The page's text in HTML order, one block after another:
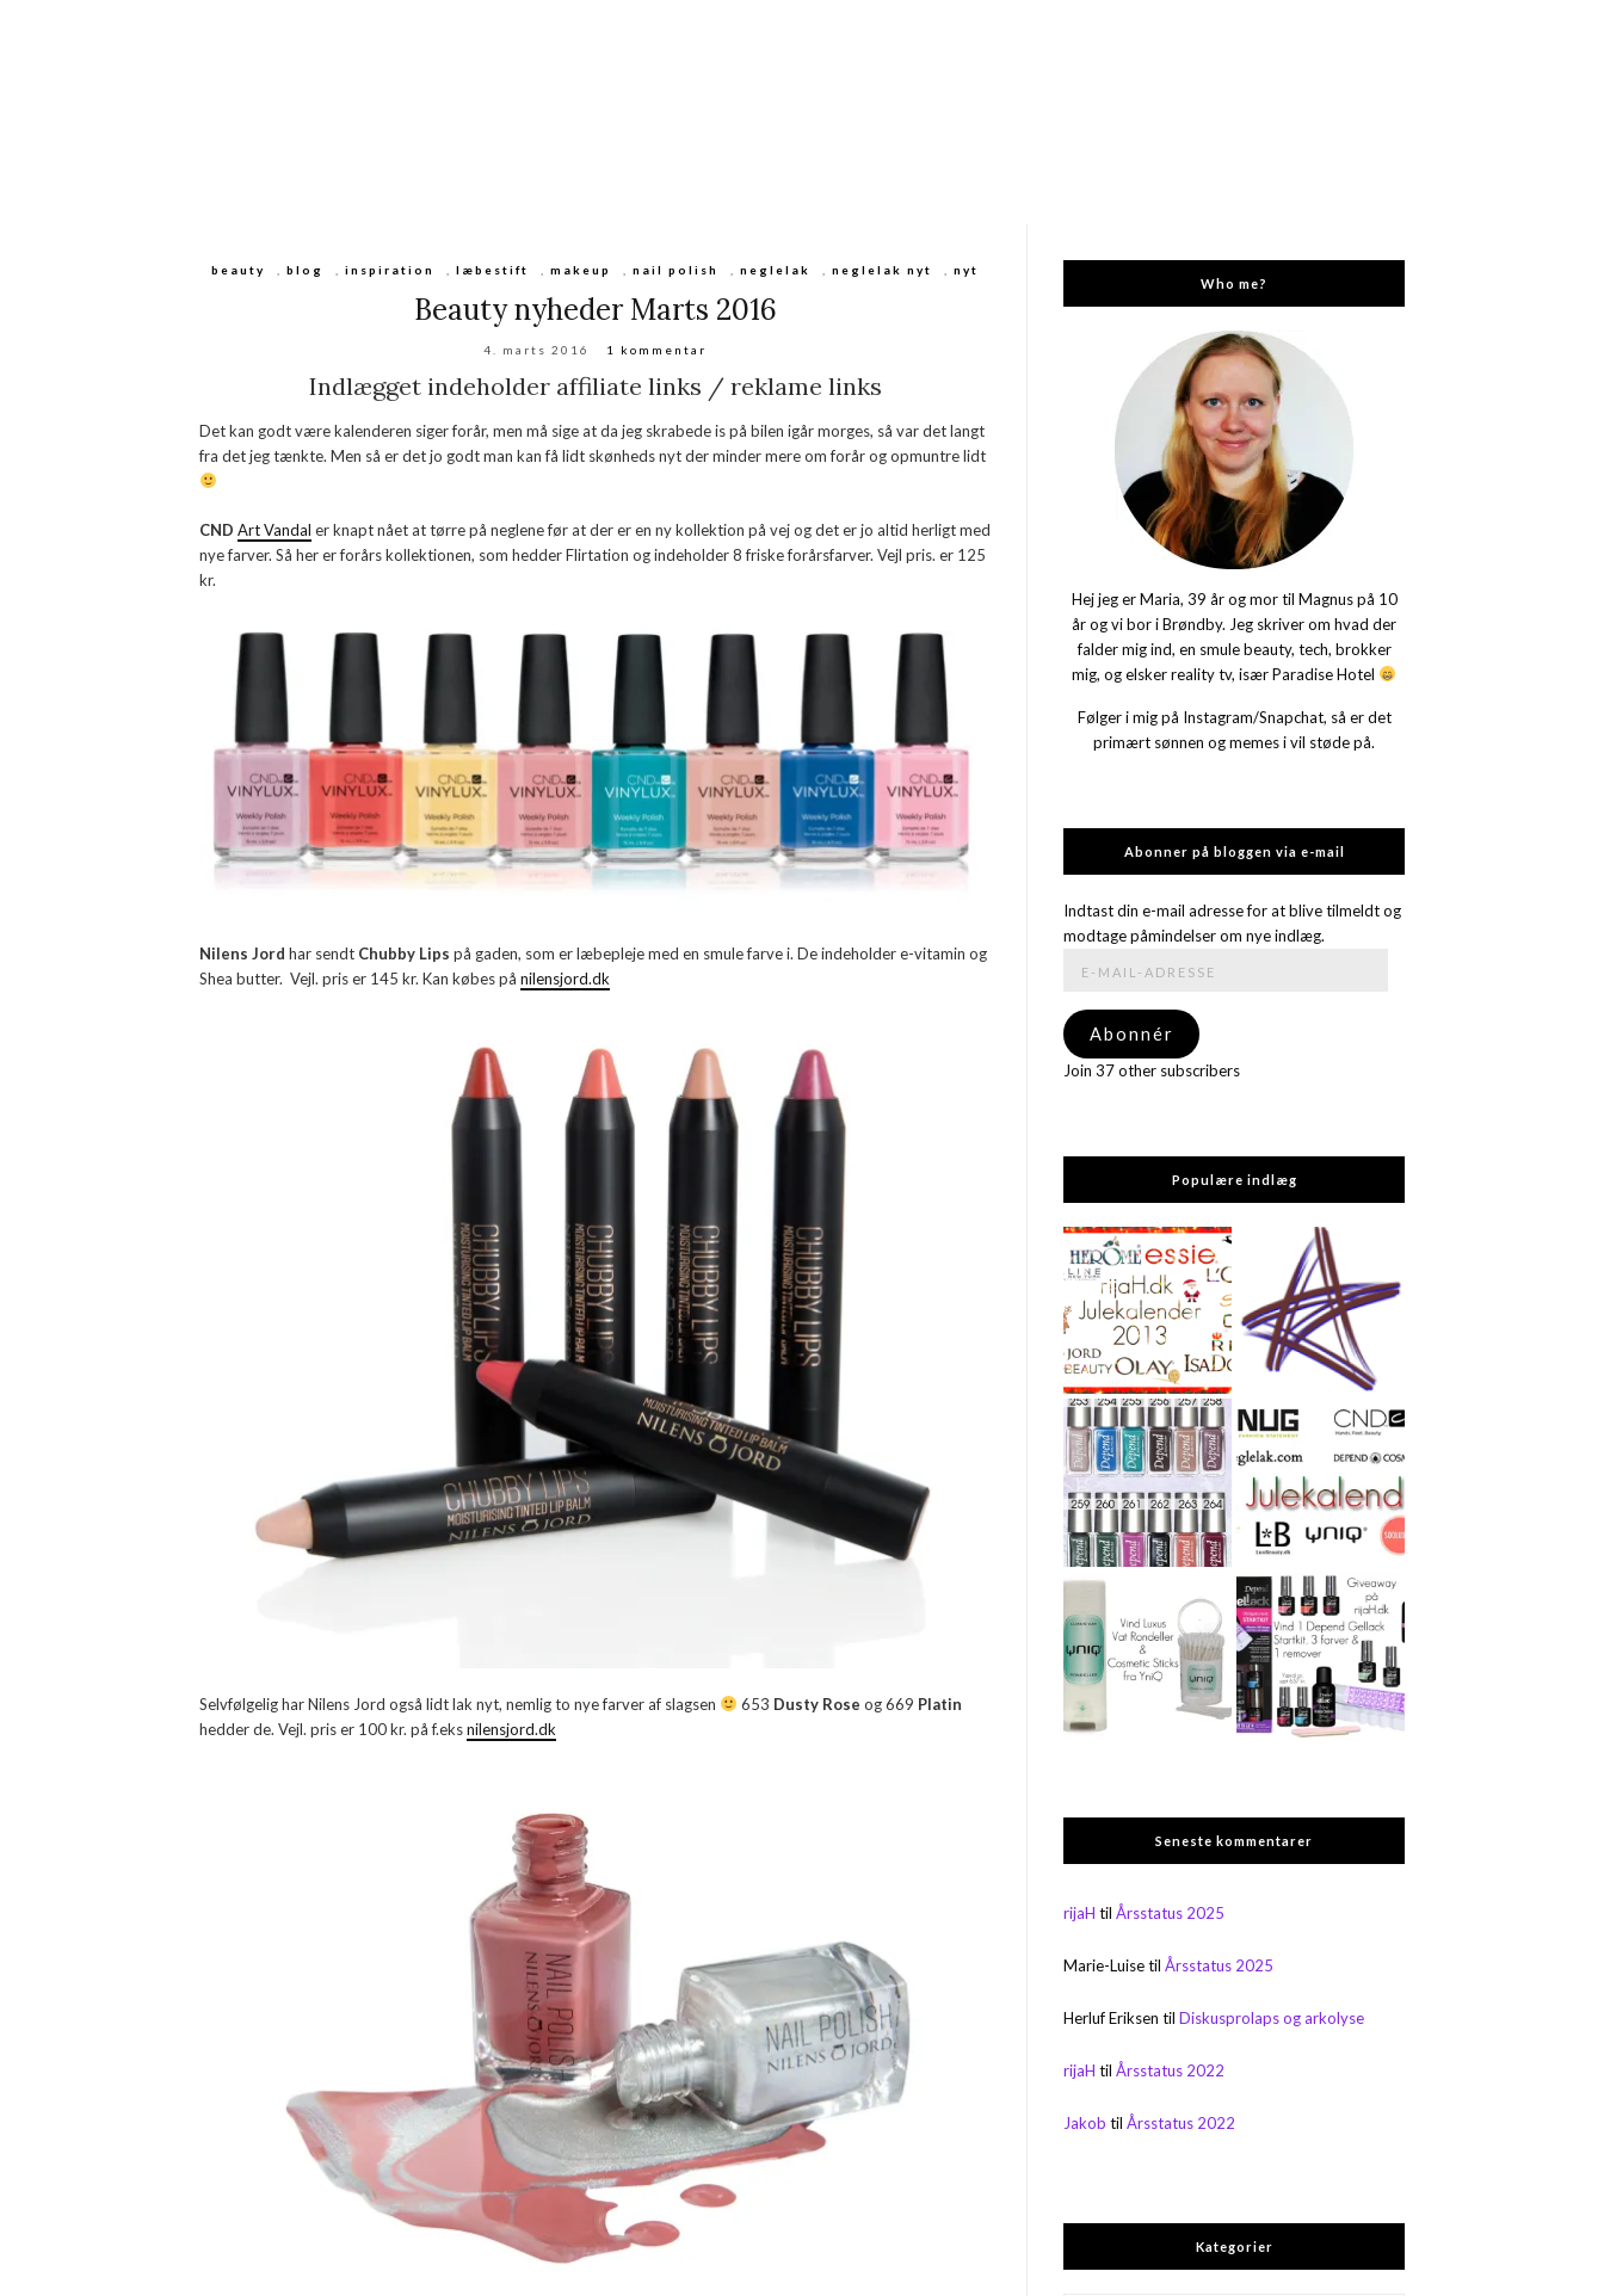
beauty ,blog ,inspiration ,læbestift ,makeup ,nail polish ,neglelak ,neglelak nyt ,nyt
Beauty nyheder Marts 2016
4. marts 2016 1 kommentar
Indlægget indeholder affiliate links / reklame links
Det kan godt være kalenderen siger forår, men må sige at da jeg skrabede is på bilen igår morges, så var det langt
fra det jeg tænkte. Men så er det jo godt man kan få lidt skønheds nyt der minder mere om forår og opmuntre lidt
CND Art Vandal er knapt nået at tørre på neglene før at der er en ny kollektion på vej og det er jo altid herligt med
nye farver. Så her er forårs kollektionen, som hedder Flirtation og indeholder 8 friske forårsfarver. Vejl pris. er 125
kr.
Nilens Jord har sendt Chubby Lips på gaden, som er læbepleje med en smule farve i. De indeholder e-vitamin og
Shea butter. Vejl. pris er 145 kr. Kan købes på nilensjord.dk
Selvfølgelig har Nilens Jord også lidt lak nyt, nemlig to nye farver af slagsen 653 Dusty Rose og 669 Platin
hedder de. Vejl. pris er 100 kr. på f.eksnilensjord.dk
Who me?
Hej jeg er Maria, 39 år og mor til Magnus på 10
år og vi bor i Brøndby. Jeg skriver om hvad der
falder mig ind, en smule beauty, tech, brokker
mig, og elsker reality tv, især Paradise Hotel
Følger i mig på Instagram/Snapchat, så er det
primært sønnen og memes i vil støde på.
Abonner på bloggen via e-mail
Indtast din e-mail adresse for at blive tilmeldt og
modtage påmindelser om nye indlæg.
adresse
Abonnér
Join 37 other subscribers
Populære indlæg
Seneste kommentarer
rijaH tilÅrsstatus 2025
Marie-LuisetilÅrsstatus 2025
Herluf Eriksen tilDiskusprolaps og arkolyse
rijaH tilÅrsstatus 2022
Jakob tilÅrsstatus 2022
Kategorier